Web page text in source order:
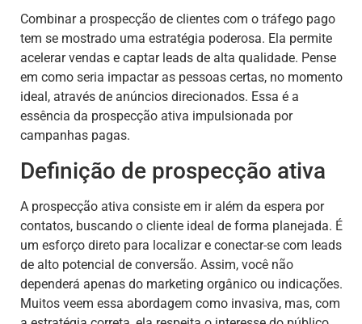
Combinar a prospecção de clientes com o tráfego pago
tem se mostrado uma estratégia poderosa. Ela permite
acelerar vendas e captar leads de alta qualidade. Pense
em como seria impactar as pessoas certas, no momento
ideal, através de anúncios direcionados. Essa é a
essência da prospecção ativa impulsionada por
campanhas pagas.
Definição de prospecção ativa
A prospecção ativa consiste em ir além da espera por
contatos, buscando o cliente ideal de forma planejada. É
um esforço direto para localizar e conectar-se com leads
de alto potencial de conversão. Assim, você não
dependerá apenas do marketing orgânico ou indicações.
Muitos veem essa abordagem como invasiva, mas, com